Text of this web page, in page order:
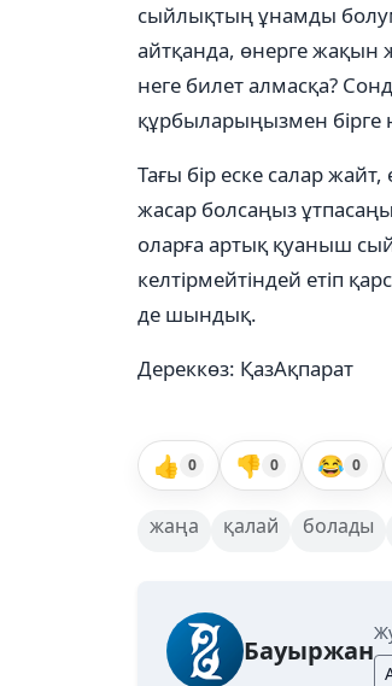
сыйлықтың ұнамды
айтқанда, өнерге жақын
неге билет алмасқа?
құрбыларыңызмен бірге
Тағы бір еске салар
жасар болсаңыз
оларға артық қуаныш
келтірмейтіндей етіп
де шындық.
Дереккөз: ҚазАқпарат
👍 0 👎 0 😂 0
жаңа қалай болады
Бауыржан